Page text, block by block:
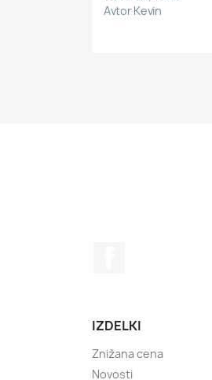
Avtor Kevin
IZDELKI
Znižana cena
Novosti